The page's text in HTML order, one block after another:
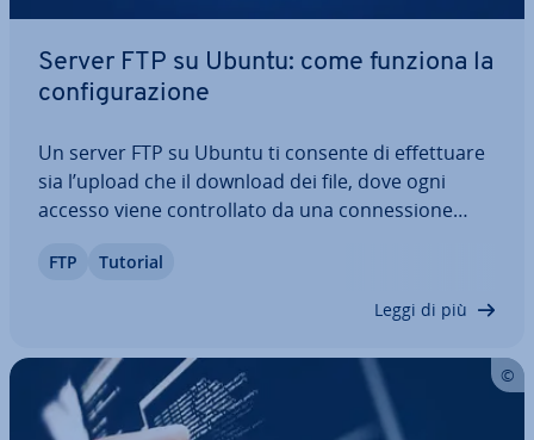
Server FTP su Ubuntu: come funziona la
con­fi­gu­ra­zio­ne
Un server FTP su Ubuntu ti consente di ef­fet­tua­re
sia l’upload che il download dei file, dove ogni
accesso viene con­trol­la­to da una con­nes­sio­ne
Ubuntu ti spie­ghia­mo passo dopo passo come in­
FTP Tutorial
Leggi di più